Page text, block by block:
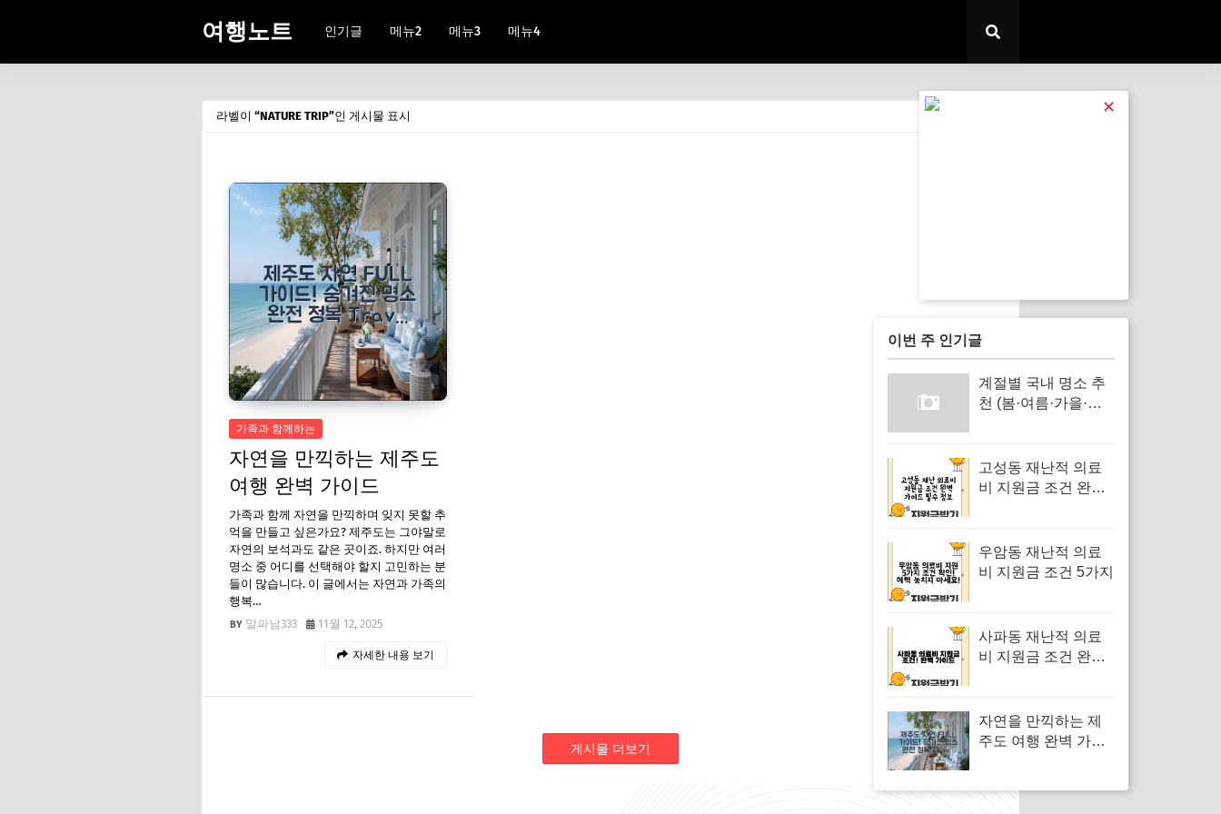
여행노트 인기글 메뉴2 메뉴3 메뉴4
라벨이 NATURE TRIP 인 게시물 표시
가족과 함께하는
자연을 만끽하는 제주도
여행 완벽 가이드
가족과 함께 자연을 만끽하며 잊지 못할 추
억을 만들고 싶은가요? 제주도는 그야말로
자연의 보석과도 같은 곳이죠. 하지만 여러
명소 중 어디를 선택해야 할지 고민하는 분
들이 많습니다. 이 글에서는 자연과 가족의
행복…
알파남333
11월 12, 2025
자세한 내용 보기
게시물 더보기
✕
이번 주 인기글
계절별 국내 명소 추
천 (봄·여름·가을·겨
고성동 재난적 의료
비 지원금 조건 완벽
우암동 재난적 의료
비 지원금 조건 5가지
사파동 재난적 의료
비 지원금 조건 완벽
자연을 만끽하는 제
주도 여행 완벽 가이